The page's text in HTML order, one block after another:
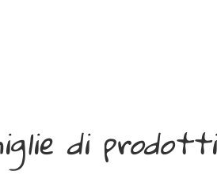
di prodotti